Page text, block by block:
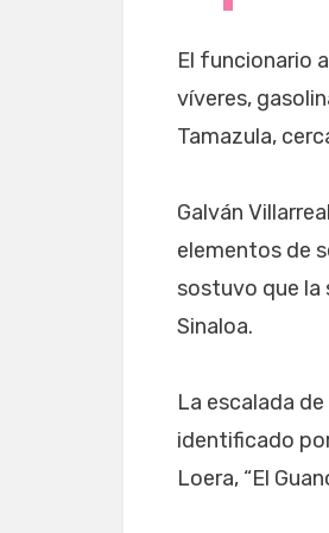
El funcionario
víveres,
Tamazula,
Galván
elementos de
sostuvo que la
Sinaloa.
La escalada
identificado
Loera, “El